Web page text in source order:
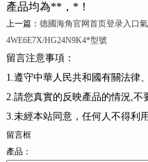
產品均為**，*！
上一篇： 德國海角官网首页登录入口
4WE6E7X/HG24N9K4*型號
留言注意事項：
1.遵守中華人民共和國有關法律
2.請您真實的反映產品的情況,不要捏
3.未經本站同意，任何人不得
留言框
產品：